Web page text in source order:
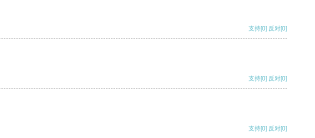
支持[0] 反对[0]
支持[0] 反对[0]
支持[0] 反对[0]